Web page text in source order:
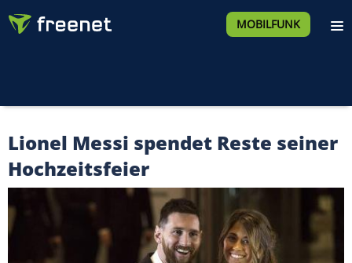
MOBILFUNK
Lionel Messi spendet Reste seiner
Hochzeitsfeier